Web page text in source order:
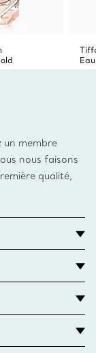
un membre
nous faisons
qualité,